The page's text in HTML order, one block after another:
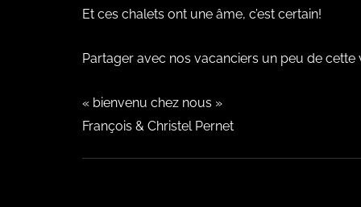
Et ces chalets ont une âme, c’est certain!
Partager avec nos vacanciers un peu de cette
« bienvenu chez nous »
François & Christel Pernet